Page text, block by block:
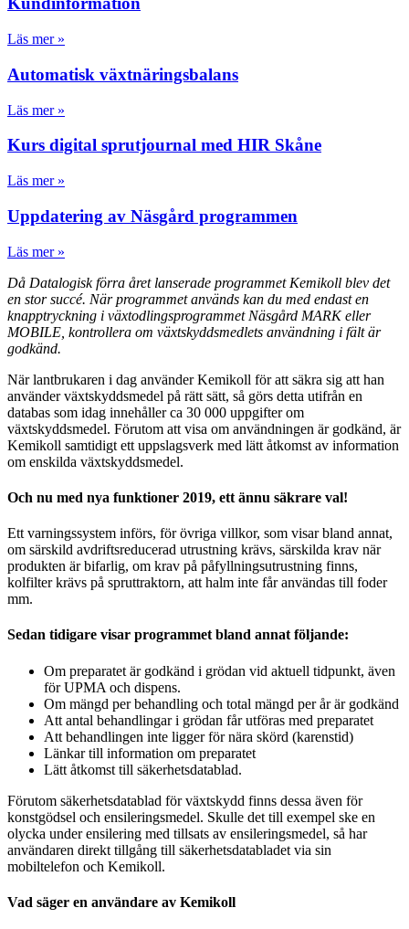
Läs mer »
Automatisk växtnäringsbalans
Läs mer »
Kurs digital sprutjournal med HIR Skåne
Läs mer »
Uppdatering av Näsgård programmen
Läs mer »
Då Datalogisk förra året lanserade programmet Kemikoll blev det
en stor succé. När programmet används kan du med endast en
knapptryckning i växtodlingsprogrammet Näsgård MARK eller
MOBILE, kontrollera om växtskyddsmedlets användning i fält är
godkänd.
När lantbrukaren i dag använder Kemikoll för att säkra sig att han
använder växtskyddsmedel på rätt sätt, så görs detta utifrån en
databas som idag innehåller ca 30 000 uppgifter om
växtskyddsmedel. Förutom att visa om användningen är godkänd, är
Kemikoll samtidigt ett uppslagsverk med lätt åtkomst av information
om enskilda växtskyddsmedel.
Och nu med nya funktioner 2019, ett ännu säkrare val!
Ett varningssystem införs, för övriga villkor, som visar bland annat,
om särskild avdriftsreducerad utrustning krävs, särskilda krav när
produkten är bifarlig, om krav på påfyllningsutrustning finns,
kolfilter krävs på spruttraktorn, att halm inte får användas till foder
mm.
Sedan tidigare visar programmet bland annat följande:
Om preparatet är godkänd i grödan vid aktuell tidpunkt, även
för UPMA och dispens.
Om mängd per behandling och total mängd per år är godkänd
Att antal behandlingar i grödan får utföras med preparatet
Att behandlingen inte ligger för nära skörd (karenstid)
Länkar till information om preparatet
Lätt åtkomst till säkerhetsdatablad.
Förutom säkerhetsdatablad för växtskydd finns dessa även för
konstgödsel och ensileringsmedel. Skulle det till exempel ske en
olycka under ensilering med tillsats av ensileringsmedel, så har
användaren direkt tillgång till säkerhetsdatabladet via sin
mobiltelefon och Kemikoll.
Vad säger en användare av Kemikoll